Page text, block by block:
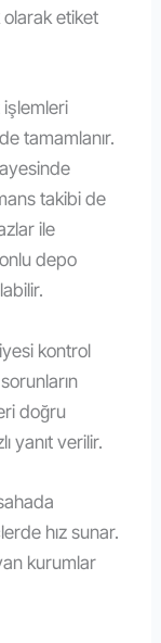
olarak etiket
tamamlanır.
takibi de
ile
depo
kontrol
doğru
yanıt verilir.
hız sunar.
kurumlar